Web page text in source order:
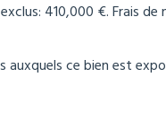
410,000 €. Frais de
auxquels ce bien est